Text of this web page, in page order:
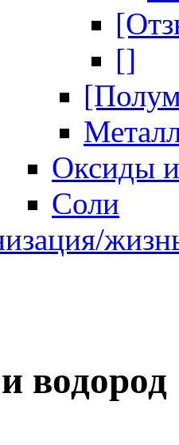
[]
Оксиды
Соли
водород